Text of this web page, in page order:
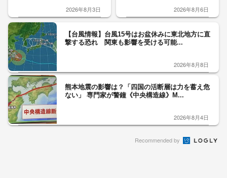
2026年8月3日 2026年8月6日
【台風情報】台風15号はお盆休みに東北地方に直
撃する恐れ 関東も影響を受ける可能...
2026年8月8日
熊本地震の影響は？「四国の活断層は力を蓄え危
ない」 専門家が警鐘《中央構造線》M...
2026年8月4日
Recommended by